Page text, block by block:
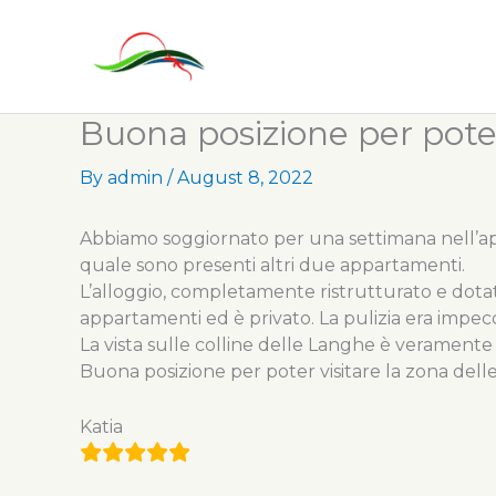
Buona posizione per
By admin /August 8, 2022
Abbiamo soggiornato per una settimana
quale sono presenti altri due appartamenti.
L’alloggio, completamente ristrutturato e
appartamenti ed è privato. La pulizia era
La vista sulle colline delle Langhe è
Buona posizione per poter visitare la zona
Katia